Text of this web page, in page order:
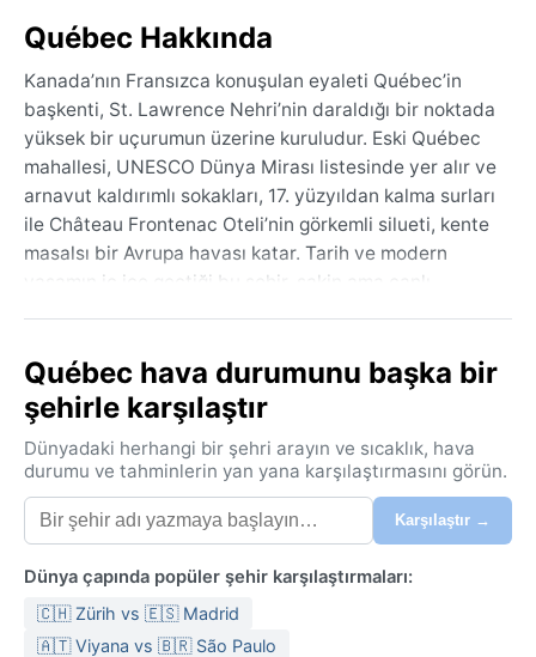
Québec Hakkında
Kanada’nın Fransızca konuşulan eyaleti Québec’in
başkenti, St. Lawrence Nehri’nin daraldığı bir noktada
yüksek bir uçurumun üzerine kuruludur. Eski Québec
mahallesi, UNESCO Dünya Mirası listesinde yer alır ve
arnavut kaldırımlı sokakları, 17. yüzyıldan kalma surları
ile Château Frontenac Oteli’nin görkemli silueti, kente
masalsı bir Avrupa havası katar. Tarih ve modern
yaşamın iç içe geçtiği bu şehir, sakin ama canlı
sunar.
İklimi, Köppen sınıflandırmasına göre Dfb yani ılık yazlı
soğuk karasal iklimdir. Yazlar genellikle ılık ve nemlidir,
sıcaklıklar 20-25°C arasında seyreder ama yer yer
30°C’yi bulabilir; bu dönemde hafif kıyafetler yeterli
olsa da akşam serinliği için bir hırka almak iyi olur.
Kışlar uzun,
Québec hava durumunu başka bir
şehirle karşılaştır
Dünyadaki herhangi bir şehri arayın ve sıcaklık, hava
durumu ve tahminlerin yan yana karşılaştırmasını görün.
Karşılaştır →
Dünya çapında popüler şehir karşılaştırmaları:
🇨🇭 Zürih vs 🇪🇸 Madrid
🇦🇹 Viyana vs 🇧🇷 São Paulo